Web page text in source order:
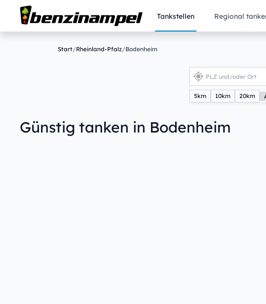
Tankstellen Regional
Start/Rheinland-Pfalz/Bodenheim
5km 10km 20km
Günstig tanken in Bodenheim